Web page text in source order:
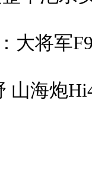
大将军
山海炮